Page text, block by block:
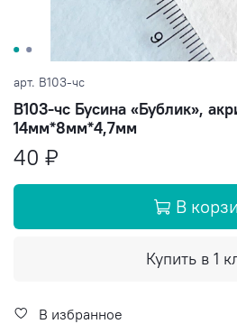
арт. B103-чс
B103-чс Бусина «Бублик»,
14мм*8мм*4,7мм
40 ₽
В
Купить в 1
В избранное